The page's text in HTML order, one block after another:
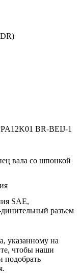
BR-BEIJ-1
вала со шпонкой
SAE,
разъем
указанному на
чтобы наши
подобрать